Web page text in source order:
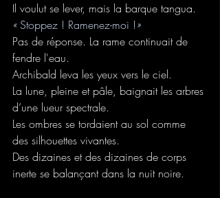
Il voulut se lever, mais la barque tangua.
« Stoppez ! Ramenez-moi !»
Pas de réponse. La rame continuait de
fendre l'eau.
Archibald leva les yeux vers le ciel.
La lune, pleine et pâle, baignait les arbres
d’une lueur spectrale.
Les ombres se tordaient au sol comme
des silhouettes vivantes.
Des dizaines et des dizaines de corps
inerte se balançant dans la nuit noire.